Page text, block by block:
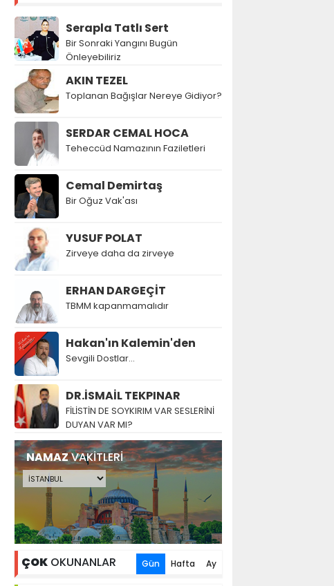
Serapla Tatlı Sert
Bir Sonraki Yangını Bugün
Önleyebiliriz
AKIN TEZEL
Toplanan Bağışlar Nereye Gidiyor?
SERDAR CEMAL HOCA
Teheccüd Namazının Faziletleri
Cemal Demirtaş
Bir Oğuz Vak'ası
YUSUF POLAT
Zirveye daha da zirveye
ERHAN DARGEÇİT
TBMM kapanmamalıdır
Hakan'ın Kalemin'den
Sevgili Dostlar...
DR.İSMAİL TEKPINAR
FİLİSTİN DE SOYKIRIM VAR SESLERİNİ
DUYAN VAR MI?
NAMAZVAKİTLERİ
ÇOK OKUNANLAR Gün Hafta Ay